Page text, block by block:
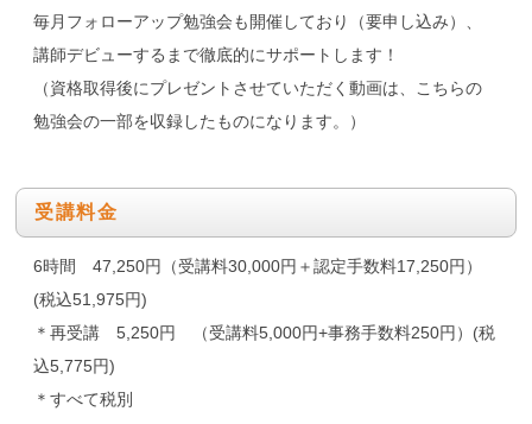
毎月フォローアップ勉強会も開催しており（要申し込み）、
講師デビューするまで徹底的にサポートします！
（資格取得後にプレゼントさせていただく動画は、こちらの
勉強会の一部を収録したものになります。）
受講料金
6時間 47,250円（受講料30,000円＋認定手数料17,250円）
(税込51,975円)
＊再受講 5,250円 （受講料5,000円+事務手数料250円）(税
込5,775円)
＊すべて税別